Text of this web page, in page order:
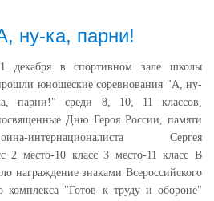
ну-ка, парни!
декабря в спортивном зале школы
юношеские соревнования "А, ну-
парни!" среди 8, 10, 11 классов,
Дню Героя России, памяти
интернационалиста Сергея
2 место-10 класс 3 место-11 класс В
награждение знаками Всероссийского
комплекса "Готов к труду и обороне"